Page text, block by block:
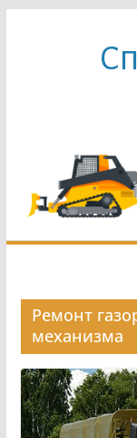
содержимому
Ремонт
механизма